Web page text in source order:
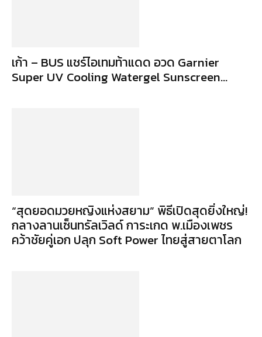
เก้า – BUS แชร์ไอเทมท้าแดด อวด Garnier
Super UV Cooling Watergel Sunscreen...
“สุดยอดมวยหญิงแห่งสยาม” พิธีเปิดสุดยิ่งใหญ่!
กลางลานเซ็นทรัลเวิลด์ การะเกด พ.เมืองเพชร
คว้าชัยคู่เอก ปลุก Soft Power ไทยสู่สายตาโลก